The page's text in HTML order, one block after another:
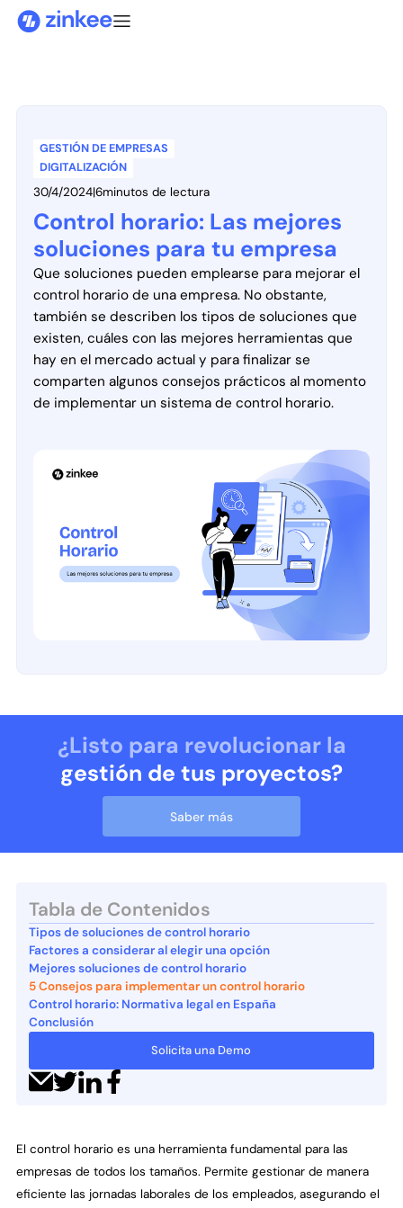
GESTIÓN DE EMPRESAS
DIGITALIZACIÓN
30/4/2024|6minutos de lectura
Control horario: Las mejores
soluciones para tu empresa
Que soluciones pueden emplearse para mejorar el
control horario de una empresa. No obstante,
también se describen los tipos de soluciones que
existen, cuáles con las mejores herramientas que
hay en el mercado actual y para finalizar se
comparten algunos consejos prácticos al momento
de implementar un sistema de control horario.
¿Listo para revolucionar la
gestión de tus proyectos?
Saber más
Tabla de Contenidos
Tipos de soluciones de control horario
Factores a considerar al elegir una opción
Mejores soluciones de control horario
5 Consejos para implementar un control horario
Control horario: Normativa legal en España
Conclusión
Solicita una Demo
El control horario es una herramienta fundamental para las
empresas de todos los tamaños. Permite gestionar de manera
eficiente las jornadas laborales de los empleados, asegurando el